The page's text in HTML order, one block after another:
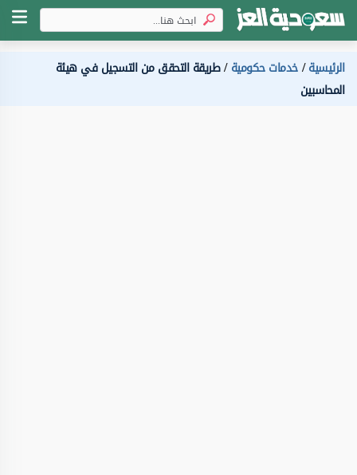
الرئيسية خدمات حكومية طريقة التحقق من التسجيل في هيئة
المحاسبين